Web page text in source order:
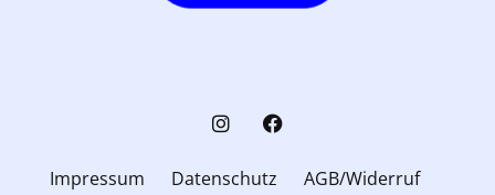
Impressum Datenschutz
AGB/Widerruf